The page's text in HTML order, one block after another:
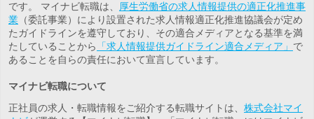
です。 マイナビ転職は、
厚生労働省の求人情報提供の適正化推進事
業 （委託事業）により設置された求人情報適正化推進協議会が定め
たガイドラインを遵守しており、その適合メディアとなる基準を満
たしていることから
「求人情報提供ガイドライン適合メディア」 で
あることを自らの責任において宣言しています。
マイナビ転職について
正社員の求人・転職情報をご紹介する転職サイトは、 株式会社マイ